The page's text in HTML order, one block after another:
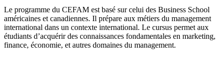
Le programme du CEFAM est basé sur celui des Business School
américaines et canadiennes. Il prépare aux métiers du management
international dans un contexte international. Le cursus permet aux
étudiants d’acquérir des connaissances fondamentales en marketing,
finance, économie, et autres domaines du management.